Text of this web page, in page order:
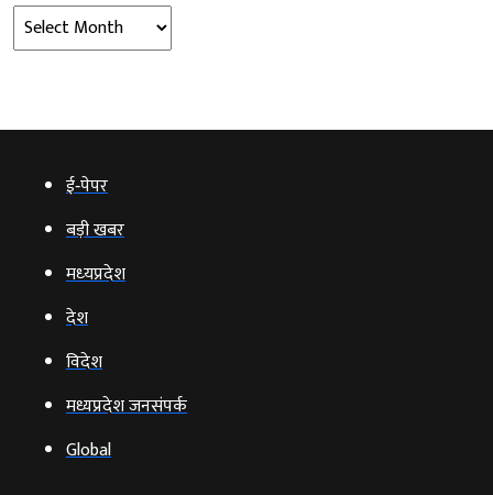
Archives
ई‑पेपर
बड़ी खबर
मध्‍यप्रदेश
देश
विदेश
मध्यप्रदेश जनसंपर्क
Global